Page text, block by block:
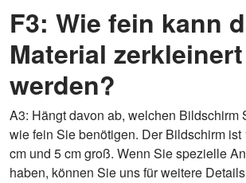
F3: Wie fein kann
Material zerkleinert
werden?
A3: Hängt davon ab, welchen Bildschirm
wie fein Sie benötigen. Der Bildschirm ist
cm und 5 cm groß. Wenn Sie spezielle
haben, können Sie uns für weitere